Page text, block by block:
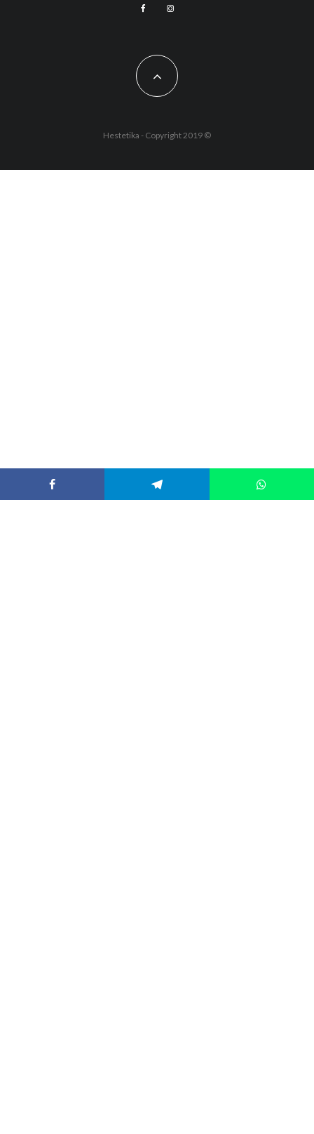
Hestetika - Copyright 2019 ©